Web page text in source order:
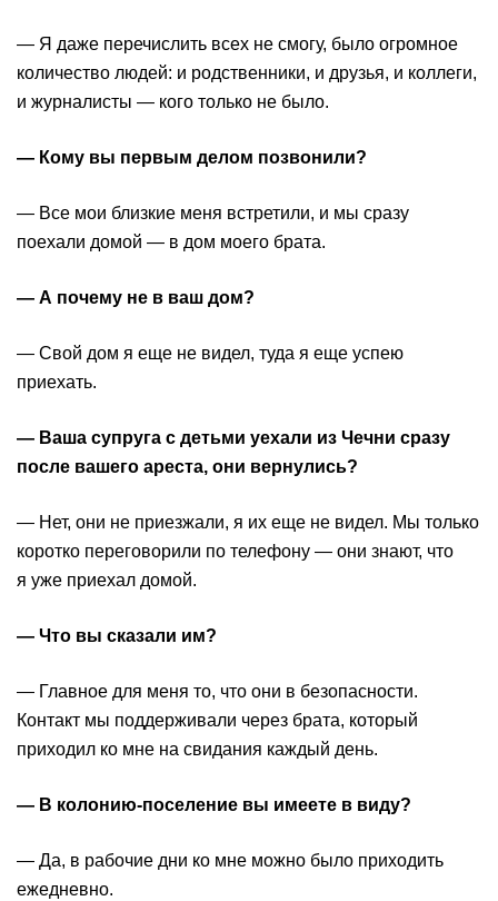
— Я даже перечислить всех не смогу, было огромное
количество людей: и родственники, и друзья, и коллеги,
и журналисты — кого только не было.
— Кому вы первым делом позвонили?
— Все мои близкие меня встретили, и мы сразу
поехали домой — в дом моего брата.
— А почему не в ваш дом?
— Свой дом я еще не видел, туда я еще успею
приехать.
— Ваша супруга с детьми уехали из Чечни сразу
после вашего ареста, они вернулись?
— Нет, они не приезжали, я их еще не видел. Мы только
коротко переговорили по телефону — они знают, что
я уже приехал домой.
— Что вы сказали им?
— Главное для меня то, что они в безопасности.
Контакт мы поддерживали через брата, который
приходил ко мне на свидания каждый день.
— В колонию-поселение вы имеете в виду?
— Да, в рабочие дни ко мне можно было приходить
ежедневно.